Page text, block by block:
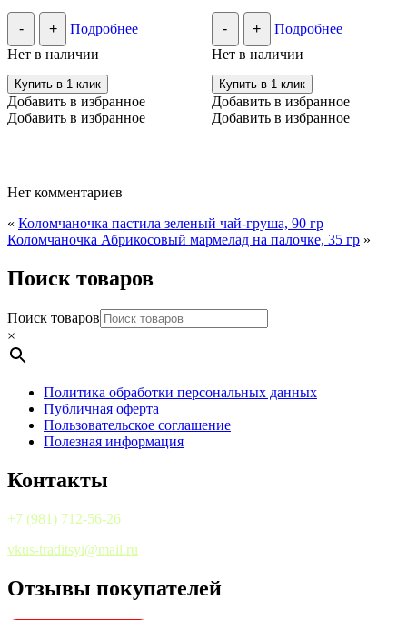
- +
Подробнее
Нет в наличии
Купить в 1 клик
Добавить в избранное
Добавить в избранное
- +
Подробнее
Нет в наличии
Купить в 1 клик
Добавить в избранное
Добавить в избранное
Нет комментариев
« Коломчаночка пастила зеленый чай-груша, 90 гр
Коломчаночка Абрикосовый мармелад на палочке, 35 гр »
Поиск товаров
Поиск товаров
×
Политика обработки персональных данных
Публичная оферта
Пользовательское соглашение
Полезная информация
Контакты
+7 (981) 712-56-26
vkus-traditsyi@mail.ru
Отзывы покупателей